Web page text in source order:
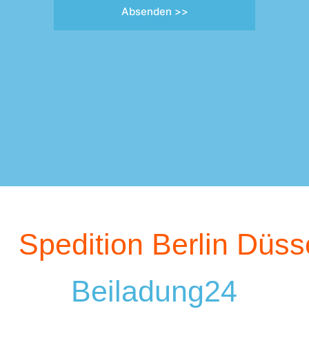
Absenden >>
Spedition Berlin
Beiladung24